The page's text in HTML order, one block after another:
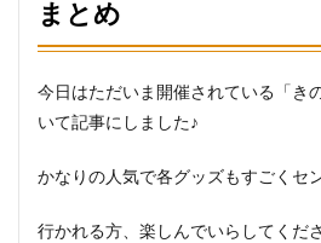
まとめ
今日はただいま開催されている「き
いて記事にしました♪
かなりの人気で各グッズもすごくセ
行かれる方、楽しんでいらしてくだ